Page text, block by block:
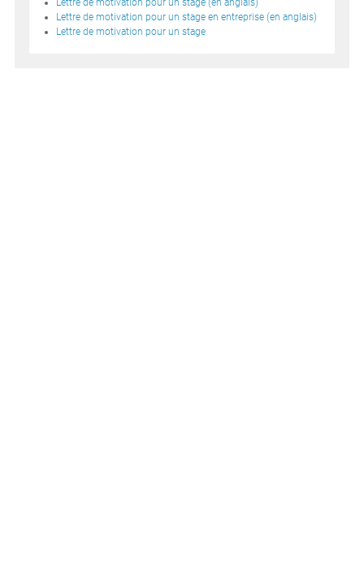
Lettre de motivation pour un stage (en anglais)
Lettre de motivation pour un stage en entreprise (en anglais)
Lettre de motivation pour un stage